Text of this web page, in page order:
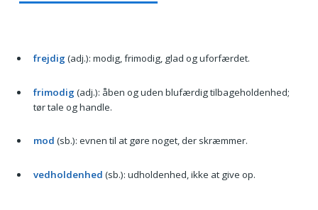
frejdig (adj.): modig, frimodig, glad og uforfærdet.
frimodig (adj.): åben og uden blufærdig tilbageholdenhed;
tør tale og handle.
mod (sb.): evnen til at gøre noget, der skræmmer.
vedholdenhed (sb.): udholdenhed, ikke at give op.